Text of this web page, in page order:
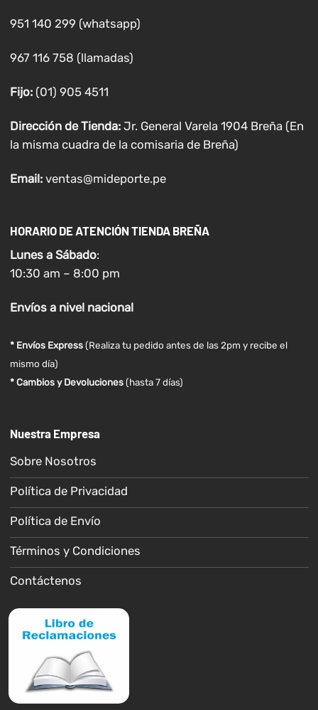
951 140 299 (whatsapp)
967 116 758 (llamadas)
Fijo:(01) 905 4511
Dirección de Tienda: Jr. General Varela 1904 Breña (En
la misma cuadra de la comisaria de Breña)
Email: ventas@mideporte.pe
HORARIO DE ATENCIÓN TIENDA BREÑA
Lunes a Sábado:
10:30 am – 8:00 pm
Envíosa nivel nacional
* Envíos Express(Realiza tu pedido antes de las 2pm y recibe el
mismo día)
* Cambios y Devoluciones (hasta 7 días)
Nuestra Empresa
Sobre Nosotros
Política de Privacidad
Política de Envío
Términos y Condiciones
Contáctenos